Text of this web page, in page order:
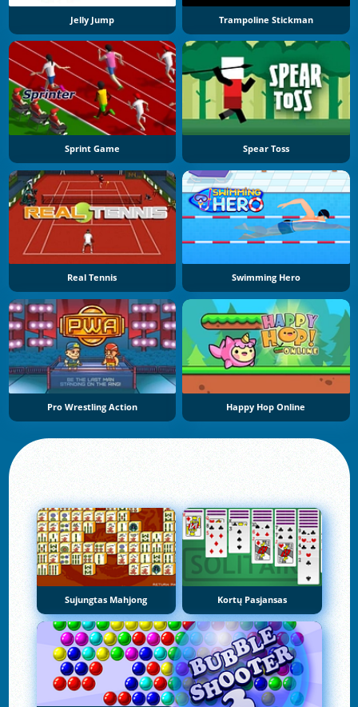
Jelly Jump Trampoline Stickman
Sprint Game Spear Toss
Real Tennis Swimming Hero
Pro Wrestling Action Happy Hop Online
Sujungtas Mahjong Kortų Pasjansas